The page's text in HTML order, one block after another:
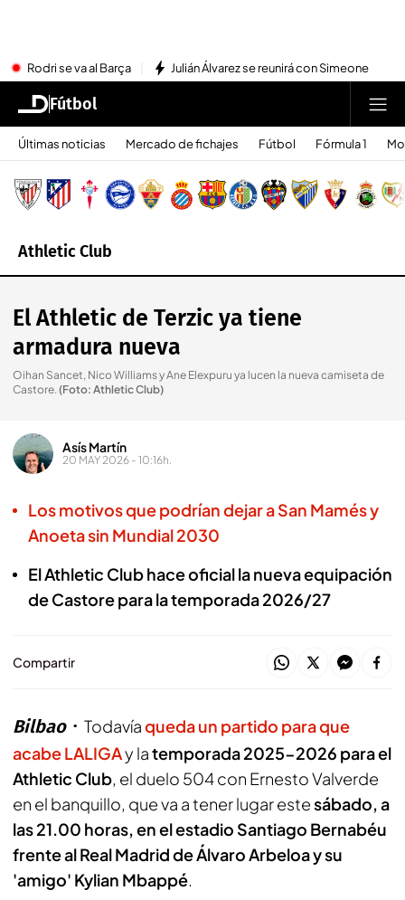
Rodri se va al Barça Julián Álvarez se reunirá con Simeone
Fútbol
Últimas noticias Mercado de fichajes Fútbol Fórmula 1
Athletic Club
El Athletic de Terzic ya tiene
armadura nueva
Oihan Sancet, Nico Williams y Ane Elexpuru ya lucen la nueva camiseta de
Castore.(Foto: Athletic Club)
Asís Martín
20 MAY 2026 - 10:16h.
Los motivos que podrían dejar a San Mamés y
Anoeta sin Mundial 2030
El Athletic Club hace oficial la nueva equipación
de Castore para la temporada 2026/27
Compartir
Bilbao Todavíaqueda un partido para que
acabe LALIGAy latemporada 2025-2026 para el
Athletic Club, el duelo 504 con Ernesto Valverde
en el banquillo, que va a tener lugar estesábado, a
las 21.00 horas, en el estadio Santiago Bernabéu
frente al Real Madrid de Álvaro Arbeloa y su
'amigo' Kylian Mbappé.